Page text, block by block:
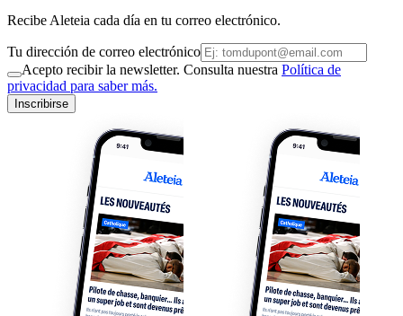
Recibe Aleteia cada día en tu correo electrónico.
Tu dirección de correo electrónico
Acepto recibir la newsletter. Consulta nuestra Política de
privacidad para saber más.
Inscribirse